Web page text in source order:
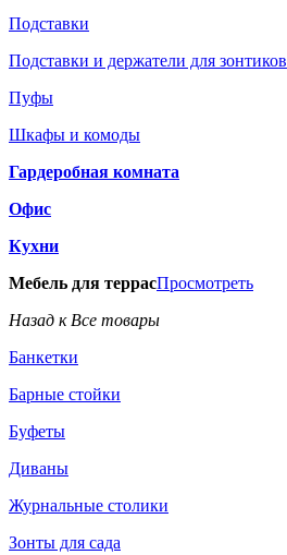
Подставки
Подставки и держатели для зонтиков
Пуфы
Шкафы и комоды
Гардеробная комната
Офис
Кухни
Мебель для террасПросмотреть
Назад к Все товары
Банкетки
Барные стойки
Буфеты
Диваны
Журнальные столики
Зонты для сада